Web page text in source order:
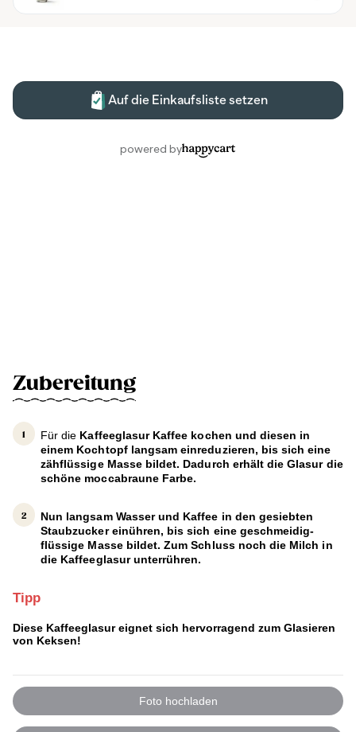
Zubereitung
Für die Kaffeeglasur Kaffee kochen und diesen in
einem Kochtopf langsam einreduzieren, bis sich eine
zähflüssige Masse bildet. Dadurch erhält die Glasur die
schöne moccabraune Farbe.
Nun langsam Wasser und Kaffee in den gesiebten
Staubzucker einühren, bis sich eine geschmeidig-
flüssige Masse bildet. Zum Schluss noch die Milch in
die Kaffeeglasur unterrühren.
Tipp
Diese Kaffeeglasureignet sich hervorragend zum Glasieren
von Keksen!
Foto hochladen